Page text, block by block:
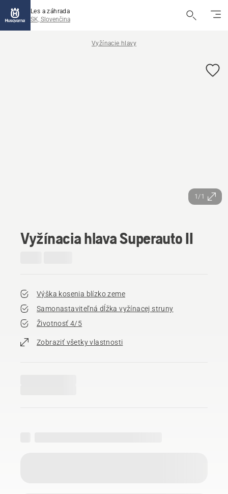
Les a záhrada
SK, Slovenčina
Vyžínacie hlavy
1/1
Vyžínacia hlava Superauto II
Výška kosenia blízko zeme
Samonastaviteľná dĺžka vyžínacej struny
Životnosť 4/5
Zobraziť všetky vlastnosti